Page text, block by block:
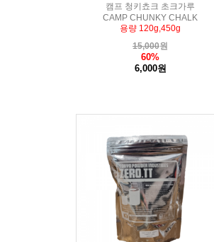
캠프 청키쵸크 초크가루
CAMP CHUNKY CHALK
용량 120g,450g
15,000원
60%
6,000원